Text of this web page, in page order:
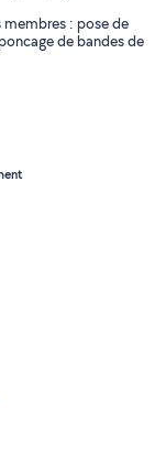
membres : pose de
de bandes de